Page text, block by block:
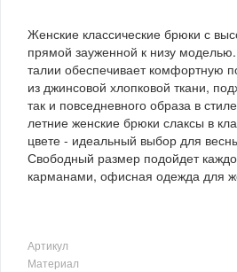
Женские классические брюки с
прямой зауженной к низу
талии обеспечивает комфортную
из джинсовой хлопковой ткани,
так и повседневного образа в
летние женские брюки слаксы в
цвете - идеальный выбор для
Свободный размер подойдет
карманами, офисная одежда для
Артикул
Материал